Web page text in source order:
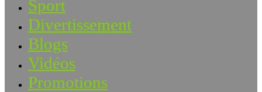
Sport
Divertissement
Blogs
Vidéos
Promotions